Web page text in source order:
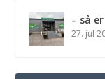
– så
27. jul